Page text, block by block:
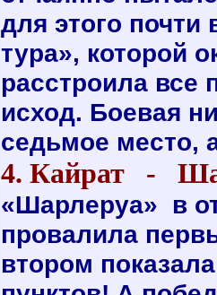
для этого
тура», которой
расстроила
исход. Боевая
седьмое место,
4. Кайрат -
«Шарлеруа» в
провалила
втором